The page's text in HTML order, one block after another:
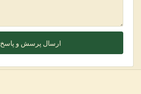
ارسال پرسش و پاسخ